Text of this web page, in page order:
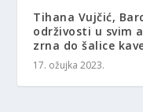
Tihana Vujčić,
održivosti u svim
zrna do šalice
17. ožujka 2023.